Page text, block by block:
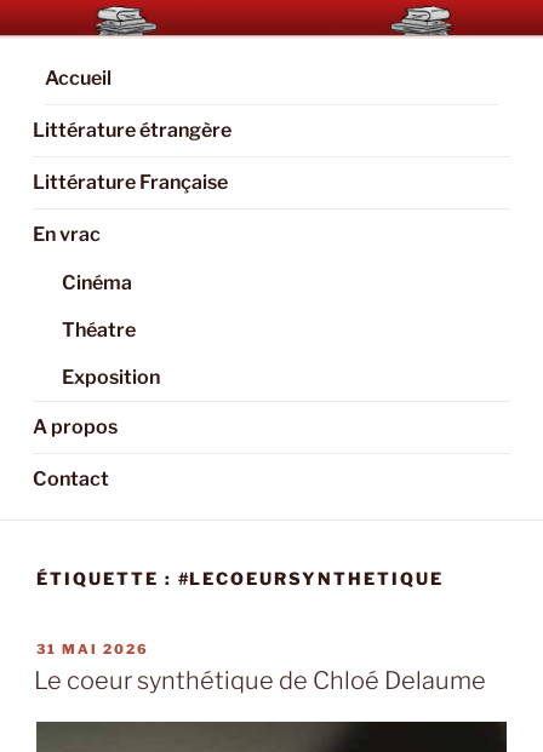
Aller
au
contenu
principal
BOOKAHOLIC.PARIS
Blog Littéraire et Culturel
Accueil
Littérature étrangère
Littérature Française
En vrac
Cinéma
Théatre
Exposition
A propos
Contact
ÉTIQUETTE : #LECOEURSYNTHETIQUE
PUBLIÉ
LE
31 MAI 2026
Le coeur synthétique de Chloé Delaume